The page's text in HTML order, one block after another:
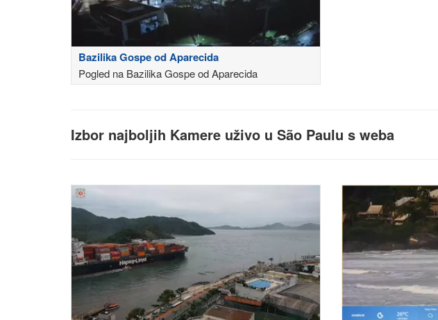
Bazilika Gospe od Aparecida
Pogled na Bazilika Gospe od Aparecida
Izbor najboljih Kamere uživo u São Paulu s weba